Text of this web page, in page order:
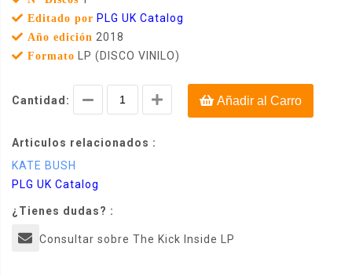
Editado por PLG UK Catalog
Año edición 2018
Formato LP (DISCO VINILO)
Cantidad: Añadir al Carro
Articulos relacionados :
KATE BUSH
PLG UK Catalog
¿Tienes dudas? :
Consultar sobre The Kick Inside LP